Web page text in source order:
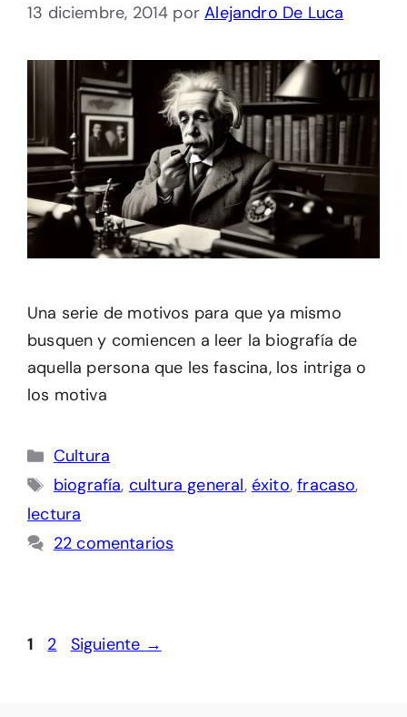
13 diciembre, 2014 porAlejandro De Luca
Una serie de motivos para que ya mismo
busquen y comiencen a leer la biografía de
aquella persona que les fascina, los intriga o
los motiva
Categorías
Cultura
Etiquetas
biografía, cultura general, éxito,fracaso,
lectura
22 comentarios
Página
1 Página
2 Siguiente →